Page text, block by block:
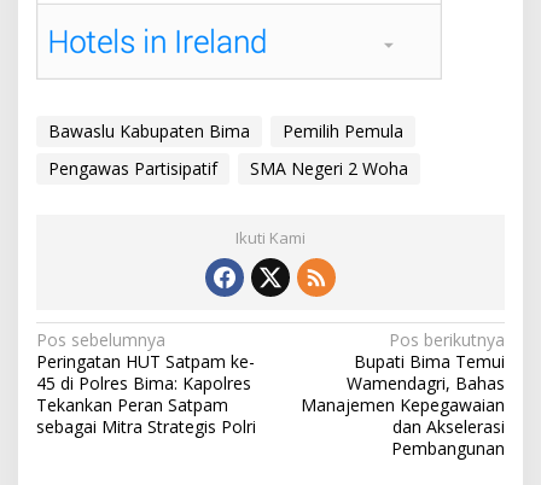
Bawaslu Kabupaten Bima
Pemilih Pemula
Pengawas Partisipatif
SMA Negeri 2 Woha
Ikuti Kami
N
a
v
i
Pos sebelumnya
Peringatan HUT Satpam ke-
45 di Polres Bima: Kapolres
Tekankan Peran Satpam
sebagai Mitra Strategis Polri
Pos berikutnya
Bupati Bima Temui
Wamendagri, Bahas
Manajemen Kepegawaian
dan Akselerasi
Pembangunan